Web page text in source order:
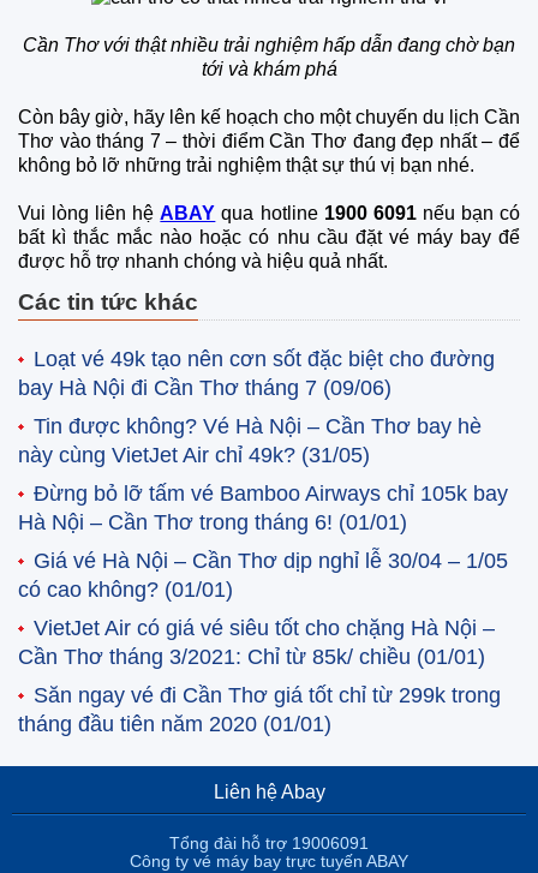
Cần Thơ với thật nhiều trải nghiệm hấp dẫn đang chờ bạn
tới và khám phá
Còn bây giờ, hãy lên kế hoạch cho một chuyến du lịch Cần
Thơ vào tháng 7 – thời điểm Cần Thơ đang đẹp nhất – để
không bỏ lỡ những trải nghiệm thật sự thú vị bạn nhé.
Vui lòng liên hệABAY qua hotline 1900 6091 nếu bạn có
bất kì thắc mắc nào hoặc có nhu cầu đặt vé máy bay để
được hỗ trợ nhanh chóng và hiệu quả nhất.
Các tin tức khác
Loạt vé 49k tạo nên cơn sốt đặc biệt cho đường
bay Hà Nội đi Cần Thơ tháng 7 (09/06)
Tin được không? Vé Hà Nội – Cần Thơ bay hè
này cùng VietJet Air chỉ 49k? (31/05)
Đừng bỏ lỡ tấm vé Bamboo Airways chỉ 105k bay
Hà Nội – Cần Thơ trong tháng 6! (01/01)
Giá vé Hà Nội – Cần Thơ dịp nghỉ lễ 30/04 – 1/05
có cao không? (01/01)
VietJet Air có giá vé siêu tốt cho chặng Hà Nội –
Cần Thơ tháng 3/2021: Chỉ từ 85k/ chiều (01/01)
Săn ngay vé đi Cần Thơ giá tốt chỉ từ 299k trong
tháng đầu tiên năm 2020 (01/01)
Liên hệ Abay
Tổng đài hỗ trợ 19006091
Công ty vé máy bay trực tuyến ABAY